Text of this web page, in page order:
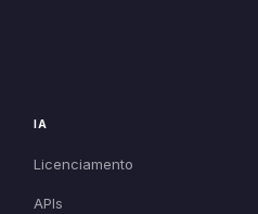
IA
Licenciamento
APIs